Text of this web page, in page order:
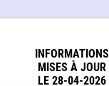
INFORMATIONS
MISES À JOUR
LE 28-04-2026